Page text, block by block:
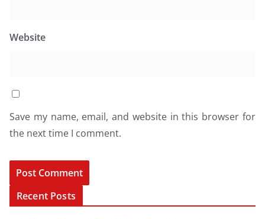
Website
Save my name, email, and website in this browser for
the next time I comment.
Recent Posts